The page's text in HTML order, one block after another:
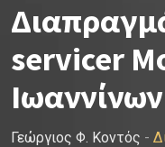
servicer
Ιωαννίνων
Γεώργιος Φ. Κοντός -